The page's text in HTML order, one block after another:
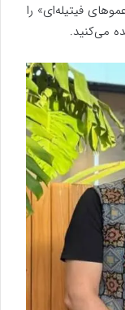
فیتیله‌ای» را
می‌کنید.